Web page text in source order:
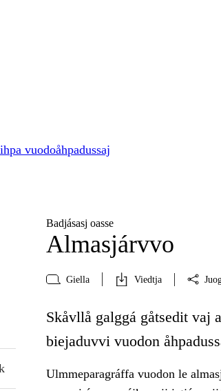
vuodoåhpadussaj
Badjásasj oasse
Almasjárvvo
Giella Viedtja
Skåvllå galggá gåtsedit vaj
biejaduvvi vuodon
Ulmmeparagráffa vuodon le